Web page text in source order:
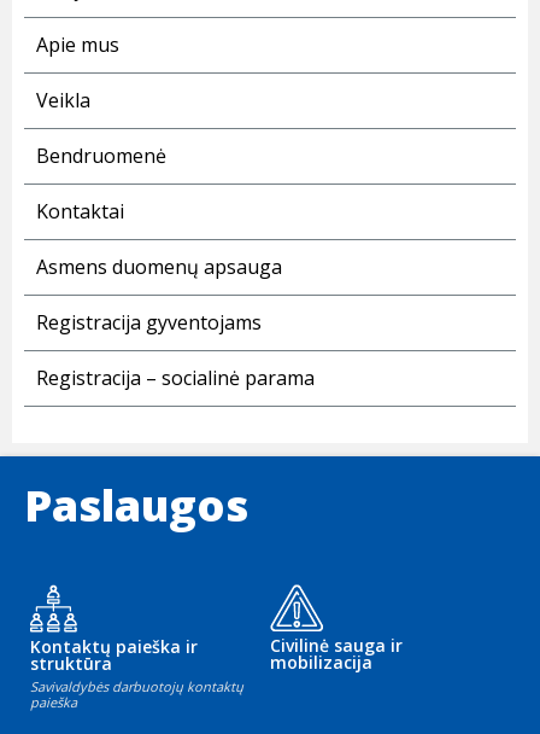
Apie mus
Veikla
Bendruomenė
Kontaktai
Asmens duomenų apsauga
Registracija gyventojams
Registracija – socialinė parama
Paslaugos
Kontaktų paieška ir
struktūra
Savivaldybės darbuotojų kontaktų
paieška
Civilinė sauga ir
mobilizacija